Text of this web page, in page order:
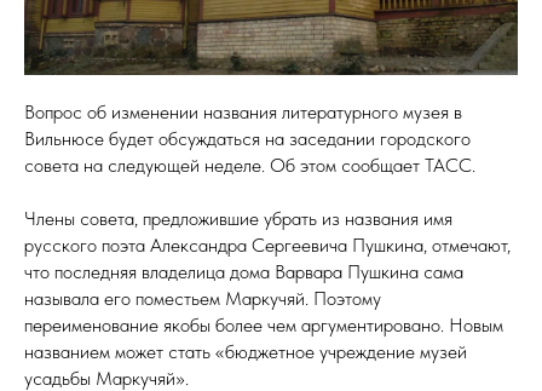
Вопрос об изменении названия литературного музея в
Вильнюсе будет обсуждаться на заседании городского
совета на следующей неделе. Об этом сообщает ТАСС.
Члены совета, предложившие убрать из названия имя
русского поэта Александра Сергеевича Пушкина, отмечают,
что последняя владелица дома Варвара Пушкина сама
называла его поместьем Маркучяй. Поэтому
переименование якобы более чем аргументировано. Новым
названием может стать «бюджетное учреждение музей
усадьбы Маркучяй».